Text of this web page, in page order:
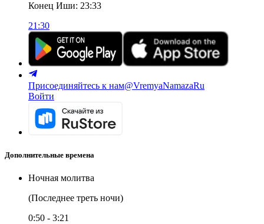
Конец Иши: 23:33
21:30
Присоединяйтесь к нам@VremyaNamazaRu
Войти
Дополнительные времена
Ночная молитва
(Последнее треть ночи)
0:50 - 3:21